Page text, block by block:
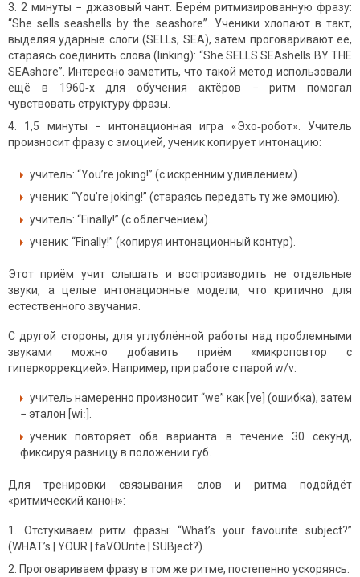
2 минуты − джазовый чант. Берём ритмизированную фразу:
“She sells seashells by the seashore”. Ученики хлопают в такт,
выделяя ударные слоги (SELLs, SEA), затем проговаривают её,
стараясь соединить слова (linking): “She SELLS SEAshells BY THE
SEAshore”. Интересно заметить, что такой метод использовали
ещё в 1960‑х для обучения актёров − ритм помогал
чувствовать структуру фразы.
1,5 минуты − интонационная игра «Эхо‑робот». Учитель
произносит фразу с эмоцией, ученик копирует интонацию:
учитель: “You’re joking!” (с искренним удивлением).
ученик: “You’re joking!” (стараясь передать ту же эмоцию).
учитель: “Finally!” (с облегчением).
ученик: “Finally!” (копируя интонационный контур).
Этот приём учит слышать и воспроизводить не отдельные
звуки, а целые интонационные модели, что критично для
естественного звучания.
С другой стороны, для углублённой работы над проблемными
звуками можно добавить приём «микроповтор с
гиперкоррекцией». Например, при работе с парой w/v:
учитель намеренно произносит “we” как [ve] (ошибка), затем
− эталон [wiː].
ученик повторяет оба варианта в течение 30 секунд,
фиксируя разницу в положении губ.
Для тренировки связывания слов и ритма подойдёт
«ритмический канон»:
Отстукиваем ритм фразы: “What’s your favourite subject?”
(WHAT’s | YOUR | faVOUrite | SUBject?).
Проговариваем фразу в том же ритме, постепенно ускоряясь.